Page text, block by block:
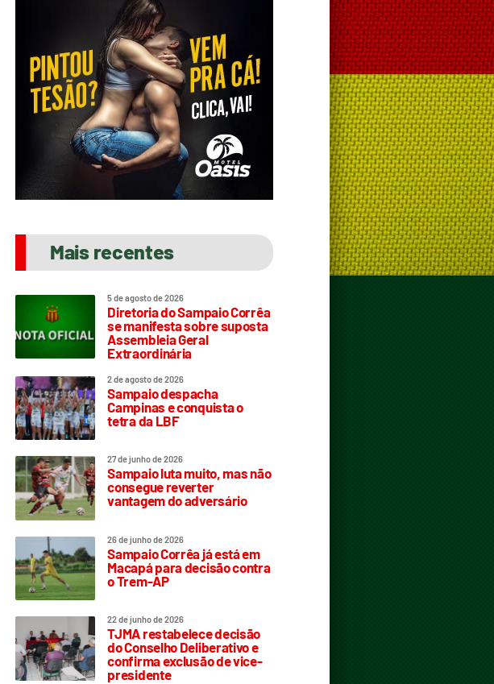
Mais recentes
5 de agosto de 2026
Diretoria do Sampaio Corrêa
se manifesta sobre suposta
Assembleia Geral
Extraordinária
2 de agosto de 2026
Sampaio despacha
Campinas e conquista o
tetra da LBF
27 de junho de 2026
Sampaio luta muito, mas não
consegue reverter
vantagem do adversário
26 de junho de 2026
Sampaio Corrêa já está em
Macapá para decisão contra
o Trem-AP
22 de junho de 2026
TJMA restabelece decisão
do Conselho Deliberativo e
confirma exclusão de vice-
presidente